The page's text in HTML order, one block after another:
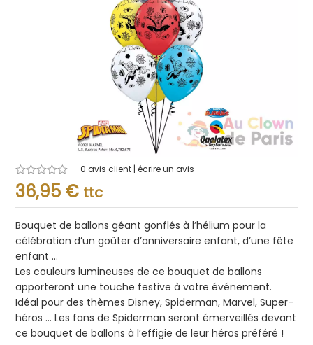
Note
0.001
0 avis client | écrire un avis
36,95 € ttc
Bouquet de ballons géant gonflés à l’hélium pour la
célébration d’un goûter d’anniversaire enfant, d’une fête
enfant …
Les couleurs lumineuses de ce bouquet de ballons
apporteront une touche festive à votre événement.
Idéal pour des thèmes Disney, Spiderman, Marvel, Super-
héros … Les fans de Spiderman seront émerveillés devant
ce bouquet de ballons à l’effigie de leur héros préféré !